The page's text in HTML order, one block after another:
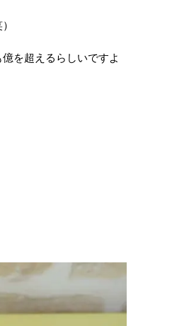
を超えるらしいですよ